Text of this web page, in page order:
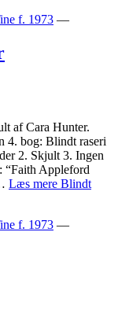
f. 1973 —
af Cara Hunter.
4. bog: Blindt raseri
2. Skjult 3. Ingen
“Faith Appleford
Læs mere Blindt
f. 1973 —